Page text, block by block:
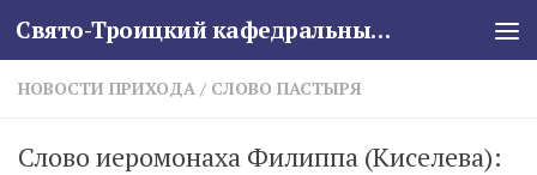
Skip to content Свято-Троицкий кафедральный собор
НОВОСТИ ПРИХОДА / СЛОВО ПАСТЫРЯ
Слово иеромонаха Филиппа (Киселева):